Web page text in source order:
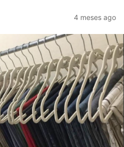
4 meses ago